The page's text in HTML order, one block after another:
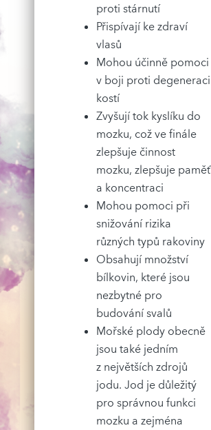
proti stárnutí
Přispívají ke zdraví
vlasů
Mohou účinně pomoci
v boji proti degeneraci
kostí
Zvyšují tok kyslíku do
mozku, což ve finále
zlepšuje činnost
mozku, zlepšuje paměť
a koncentraci
Mohou pomoci při
snižování rizika
různých typů rakoviny
Obsahují množství
bílkovin, které jsou
nezbytné pro
budování svalů
Mořské plody obecně
jsou také jedním
z největších zdrojů
jodu. Jod je důležitý
pro správnou funkci
mozku a zejména